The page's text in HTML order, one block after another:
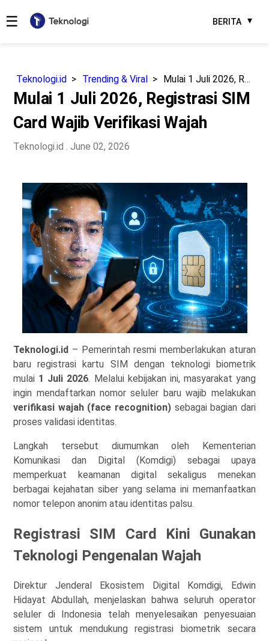
☰ BERITA
Teknologi.id Trending & Viral Mulai 1 Juli 2026, Registrasi SIM Card Wajib Verifikasi Wajah
Mulai 1 Juli 2026, Registrasi SIM
Card Wajib Verifikasi Wajah
Teknologi.id . June 02, 2026
Teknologi.id – Pemerintah resmi memberlakukan aturan
baru registrasi kartu SIM dengan teknologi biometrik
mulai 1 Juli 2026. Melalui kebijakan ini, masyarakat yang
ingin mendaftarkan nomor seluler baru wajib melakukan
verifikasi wajah (face recognition) sebagai bagian dari
proses validasi identitas.
Langkah tersebut diumumkan oleh Kementerian
Komunikasi dan Digital (Komdigi) sebagai upaya
memperkuat keamanan digital sekaligus menekan
berbagai kejahatan siber yang selama ini memanfaatkan
nomor telepon anonim atau identitas palsu.
Registrasi SIM Card Kini Gunakan
Teknologi Pengenalan Wajah
Direktur Jenderal Ekosistem Digital Komdigi, Edwin
Hidayat Abdullah, menjelaskan bahwa seluruh operator
seluler di Indonesia telah menyelesaikan penyesuaian
sistem untuk mendukung registrasi biometrik secara